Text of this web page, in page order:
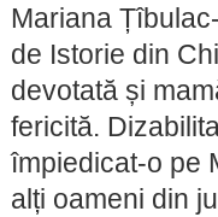
Mariana
de Istorie din
devotată și
fericită.
împiedicat-o pe
alți oameni din